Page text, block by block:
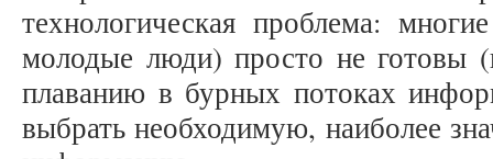
технологическая проблема:
молодые люди) просто не готовы
плаванию в бурных потоках
выбрать необходимую, наиболее